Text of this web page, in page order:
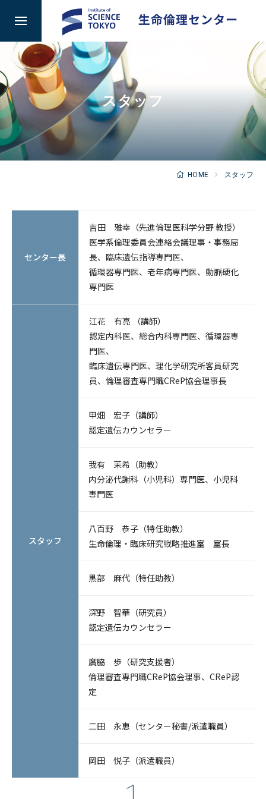
センター長あいさつ
BERCニュースレター
各種倫理指針
現在実施中の臨床研究・遺伝子解析研究
研究倫理講習会
主催セミナー/シンポジウム
倫理審査専門職（CReP）認定制度
Science Tokyo
スタッフ
HOME スタッフ
センター長
吉田 雅幸（先進倫理医科学分野 教授）
医学系倫理委員会連絡会議理事・事務局
長、臨床遺伝指導専門医、
循環器専門医、老年病専門医、動脈硬化
専門医
スタッフ
江花 有亮 （講師）
認定内科医、総合内科専門医、循環器専
門医、
臨床遺伝専門医、理化学研究所客員研究
員、倫理審査専門職CReP協会理事長
甲畑 宏子（講師）
認定遺伝カウンセラー
我有 茉希（助教）
内分泌代謝科（小児科）専門医、小児科
専門医
八百野 恭子（特任助教）
生命倫理・臨床研究戦略推進室 室長
黒部 麻代（特任助教）
深野 智華（研究員）
認定遺伝カウンセラー
廣脇 歩（研究支援者）
倫理審査専門職CReP協会理事、CReP認
定
二田 永恵（センター秘書/派遣職員）
岡田 悦子（派遣職員）